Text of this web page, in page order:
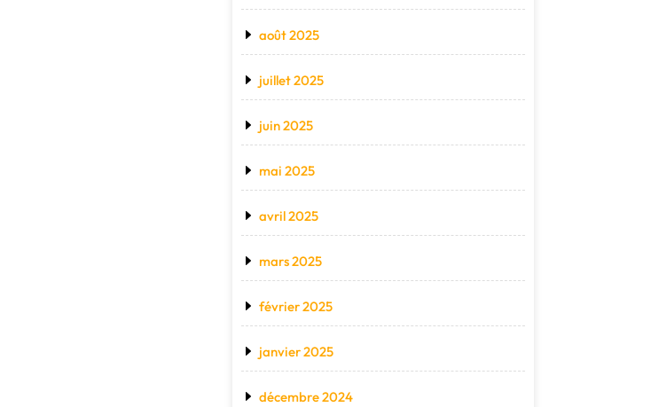
août 2025
juillet 2025
juin 2025
mai 2025
avril 2025
mars 2025
février 2025
janvier 2025
décembre 2024